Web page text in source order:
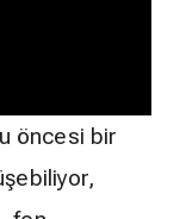
öncesi bir